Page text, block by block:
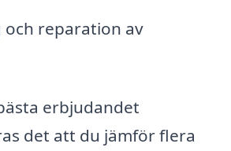
och reparation av
erbjudandet
det att du jämför flera